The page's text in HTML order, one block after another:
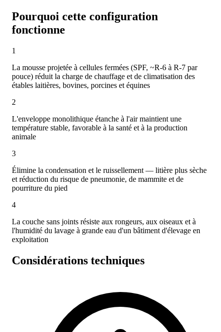
Pourquoi cette configuration
fonctionne
1
La mousse projetée à cellules fermées (SPF, ~R-6 à R-7 par
pouce) réduit la charge de chauffage et de climatisation des
étables laitières, bovines, porcines et équines
2
L'enveloppe monolithique étanche à l'air maintient une
température stable, favorable à la santé et à la production
animale
3
Élimine la condensation et le ruissellement — litière plus sèche
et réduction du risque de pneumonie, de mammite et de
pourriture du pied
4
La couche sans joints résiste aux rongeurs, aux oiseaux et à
l'humidité du lavage à grande eau d'un bâtiment d'élevage en
exploitation
Considérations techniques